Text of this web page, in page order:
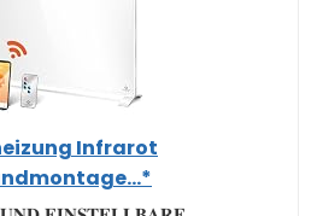
Infrarot